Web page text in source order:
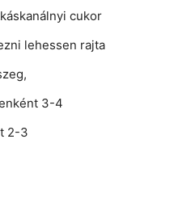
cukor
lehessen rajta
3-4
2-3